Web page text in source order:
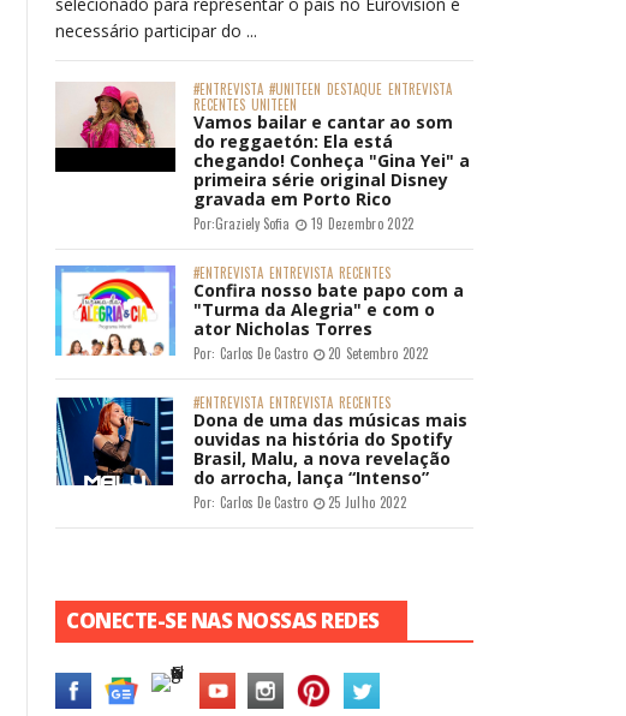
necessário participar do ...
#ENTREVISTA #UNITEEN DESTAQUE ENTREVISTA
RECENTES UNITEEN
Vamos bailar e cantar ao som
do reggaetón: Ela está
chegando! Conheça "Gina Yei" a
primeira série original Disney
gravada em Porto Rico
Por:Graziely Sofia 19 Dezembro 2022
#ENTREVISTA ENTREVISTA RECENTES
Confira nosso bate papo com a
"Turma da Alegria" e com o
ator Nicholas Torres
Por: Carlos De Castro 20 Setembro 2022
#ENTREVISTA ENTREVISTA RECENTES
Dona de uma das músicas mais
ouvidas na história do Spotify
Brasil, Malu, a nova revelação
do arrocha, lança “Intenso”
Por: Carlos De Castro 25 Julho 2022
CONECTE-SE NAS NOSSAS REDES